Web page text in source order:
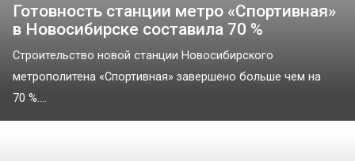
Готовность станции метро «Спортивная»
в Новосибирске составила 70 %
Строительство новой станции Новосибирского
метрополитена «Спортивная» завершено больше чем на
70 %....